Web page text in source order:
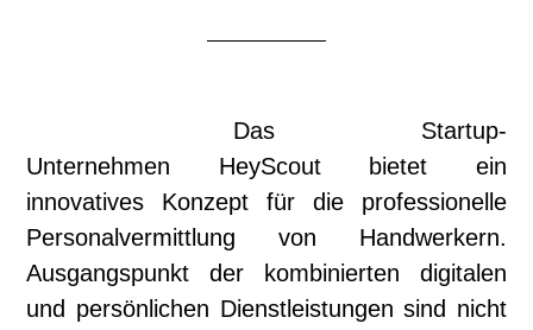
Das Startup-
Unternehmen HeyScout bietet ein
innovatives Konzept für die professionelle
Personalvermittlung von Handwerkern.
Ausgangspunkt der kombinierten digitalen
und persönlichen Dienstleistungen sind nicht